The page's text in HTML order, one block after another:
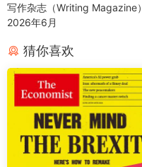
写作杂志（Writing Magazine）
2026年6月
猜你喜欢